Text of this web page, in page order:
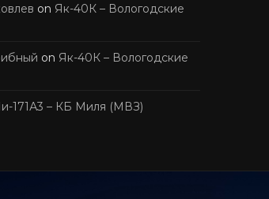
on Як-40К – Вологодские
on Як-40К – Вологодские
171А3 – КБ Миля (МВЗ)